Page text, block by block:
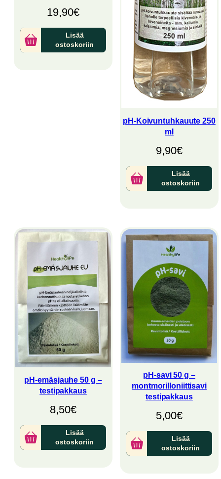
19,90€
Lisää
ostoskoriin
pH-Koivuntuhkauute 250
ml
9,90€
Lisää
ostoskoriin
pH-emäsjauhe 50 g –
testipakkaus
8,50€
Lisää
ostoskoriin
pH-savi 50 g –
montmorilloniittisavi
testipakkaus
5,00€
Lisää
ostoskoriin